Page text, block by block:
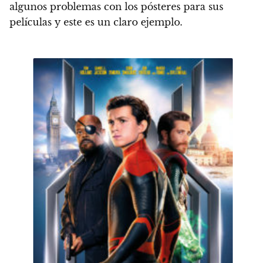
algunos problemas con los pósteres para sus
películas y este es un claro ejemplo.